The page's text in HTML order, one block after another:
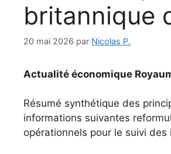
britannique
20 mai 2026 par Nicolas P.
Actualité économique
Résumé synthétique des
informations suivantes
opérationnels pour le suivi